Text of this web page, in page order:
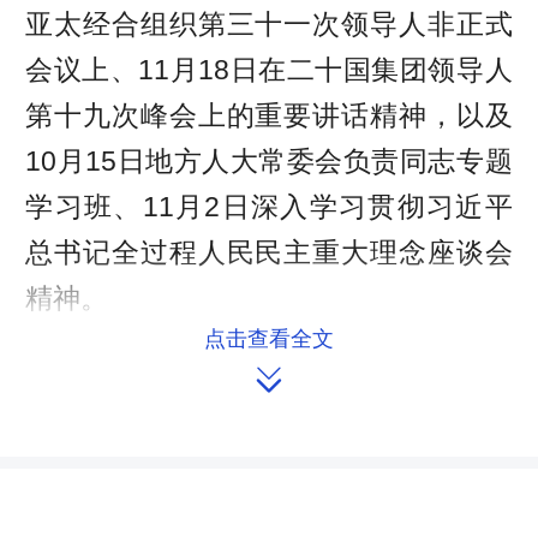
亚太经合组织第三十一次领导人非正式
会议上、11月18日在二十国集团领导人
第十九次峰会上的重要讲话精神，以及
10月15日地方人大常委会负责同志专题
学习班、11月2日深入学习贯彻习近平
总书记全过程人民民主重大理念座谈会
精神。
支部书记卿晓英传达《中共湖南省
点击查看全文
